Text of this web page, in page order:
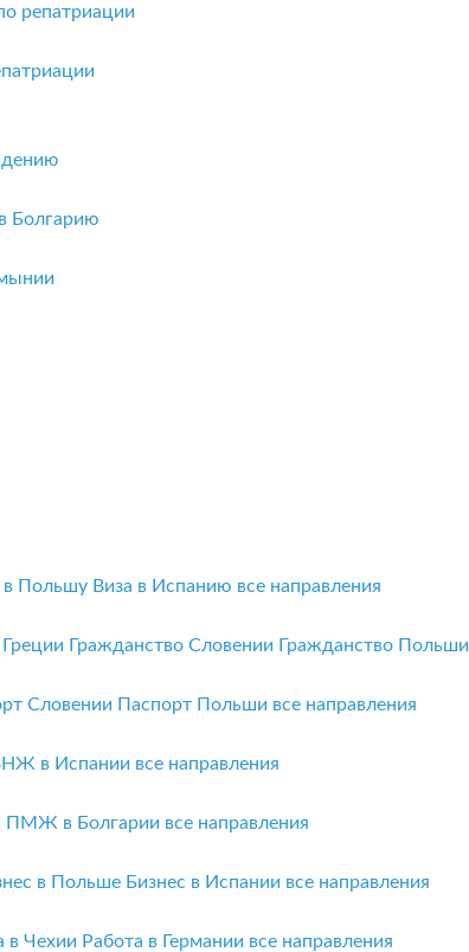
репатриации
Болгарию
в Польшу Виза в Испанию все направления
Гражданство Словении Гражданство Польши
Словении Паспорт Польши все направления
в Испании все направления
ПМЖ в Болгарии все направления
в Польше Бизнес в Испании все направления
в Чехии Работа в Германии все направления